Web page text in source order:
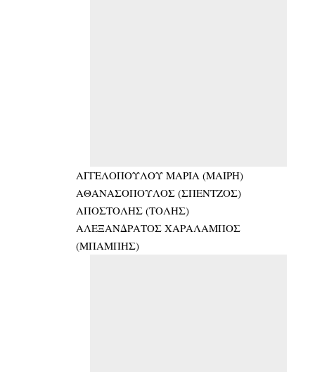
ΑΓΓΕΛΟΠΟΥΛΟΥ ΜΑΡΙΑ (ΜΑΙΡΗ)
ΑΘΑΝΑΣΟΠΟΥΛΟΣ (ΣΠΕΝΤΖΟΣ)
ΑΠΟΣΤΟΛΗΣ (ΤΟΛΗΣ)
ΑΛΕΞΑΝΔΡΑΤΟΣ ΧΑΡΑΛΑΜΠΟΣ
(ΜΠΑΜΠΗΣ)